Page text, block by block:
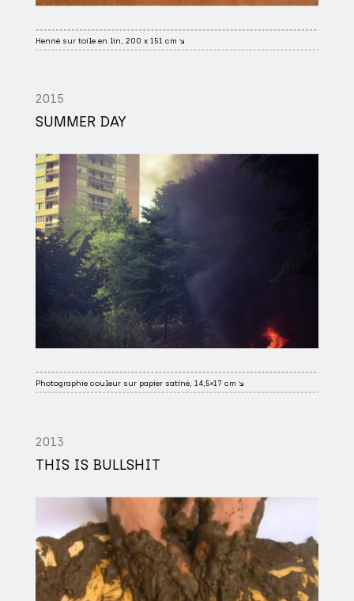
Henné sur toile en lin, 200 x 151 cm ↘
2015
SUMMER DAY
Photographie couleur sur papier satiné, 14,5×17 cm ↘
2013
THIS IS BULLSHIT